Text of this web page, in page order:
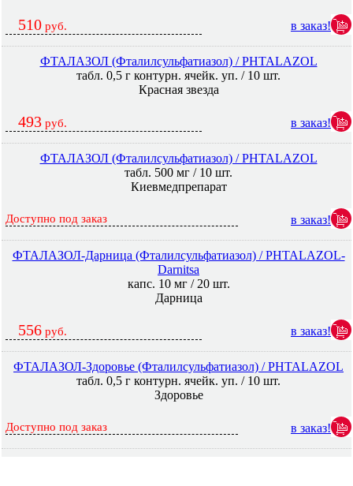
510 руб. в заказ!
ФТАЛАЗОЛ (Фталилсульфатиазол) / PHTALAZOL
табл. 0,5 г контурн. ячейк. уп. / 10 шт.
Красная звезда
493 руб. в заказ!
ФТАЛАЗОЛ (Фталилсульфатиазол) / PHTALAZOL
табл. 500 мг / 10 шт.
Киевмедпрепарат
Доступно под заказ в заказ!
ФТАЛАЗОЛ-Дарница (Фталилсульфатиазол) / PHTALAZOL-
Darnitsa
капс. 10 мг / 20 шт.
Дарница
556 руб. в заказ!
ФТАЛАЗОЛ-Здоровье (Фталилсульфатиазол) / PHTALAZOL
табл. 0,5 г контурн. ячейк. уп. / 10 шт.
Здоровье
Доступно под заказ в заказ!